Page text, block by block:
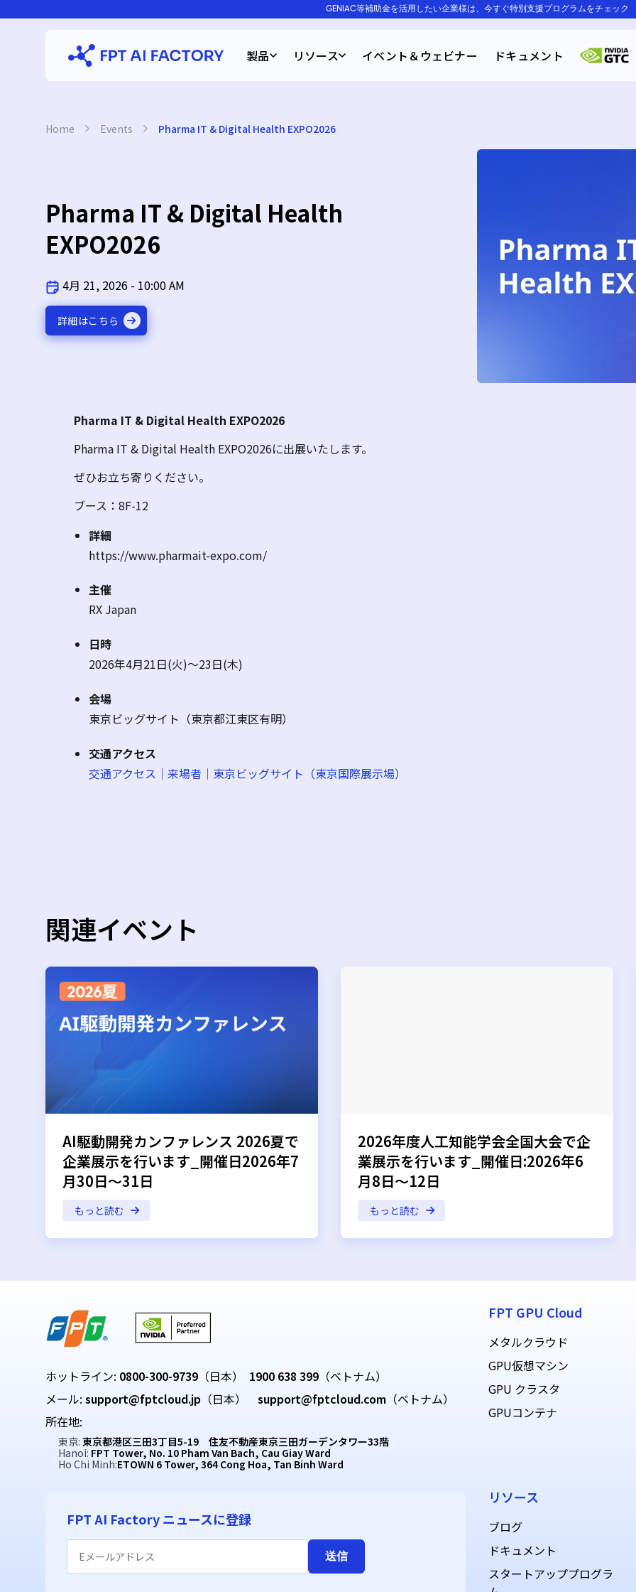
GENIAC等補助金を活用したい企業様は、今すぐ特別支援プログラムをチェック
製品 リソース イベント＆ウェビナー ドキュメント
Home Events Pharma IT & Digital Health EXPO2026
Pharma IT & Digital Health
EXPO2026
4月 21, 2026 - 10:00 AM
詳細はこちら
Pharma IT & Digital Health EXPO2026
Pharma IT & Digital Health EXPO2026に出展いたします。
ぜひお立ち寄りください。
ブース：8F-12
詳細
https://www.pharmait-expo.com/
主催
RX Japan
日時
2026年4月21日(火)～23日(木)
会場
東京ビッグサイト（東京都江東区有明）
交通アクセス
交通アクセス｜来場者｜東京ビッグサイト（東京国際展示場）
関連イベント
AI駆動開発カンファレンス 2026夏で
企業展示を行います_開催日2026年7
月30日～31日
もっと読む
2026年度人工知能学会全国大会で企
業展示を行います_開催日:2026年6
月8日～12日
もっと読む
ホットライン: 0800-300-9739 （日本） 1900 638 399 （ベトナム）
メール: support@fptcloud.jp （日本） support@fptcloud.com （ベトナム）
所在地:
東京:東京都港区三田3丁目5-19 住友不動産東京三田ガーデンタワー33階
Hanoi: FPT Tower, No. 10 Pham Van Bach, Cau Giay Ward
Ho Chi Minh:ETOWN 6 Tower, 364 Cong Hoa, Tan Binh Ward
.
FPT GPU Cloud
メタルクラウド
GPU仮想マシン
GPU クラスタ
GPUコンテナ
リソース
ブログ
ドキュメント
スタートアッププログラ